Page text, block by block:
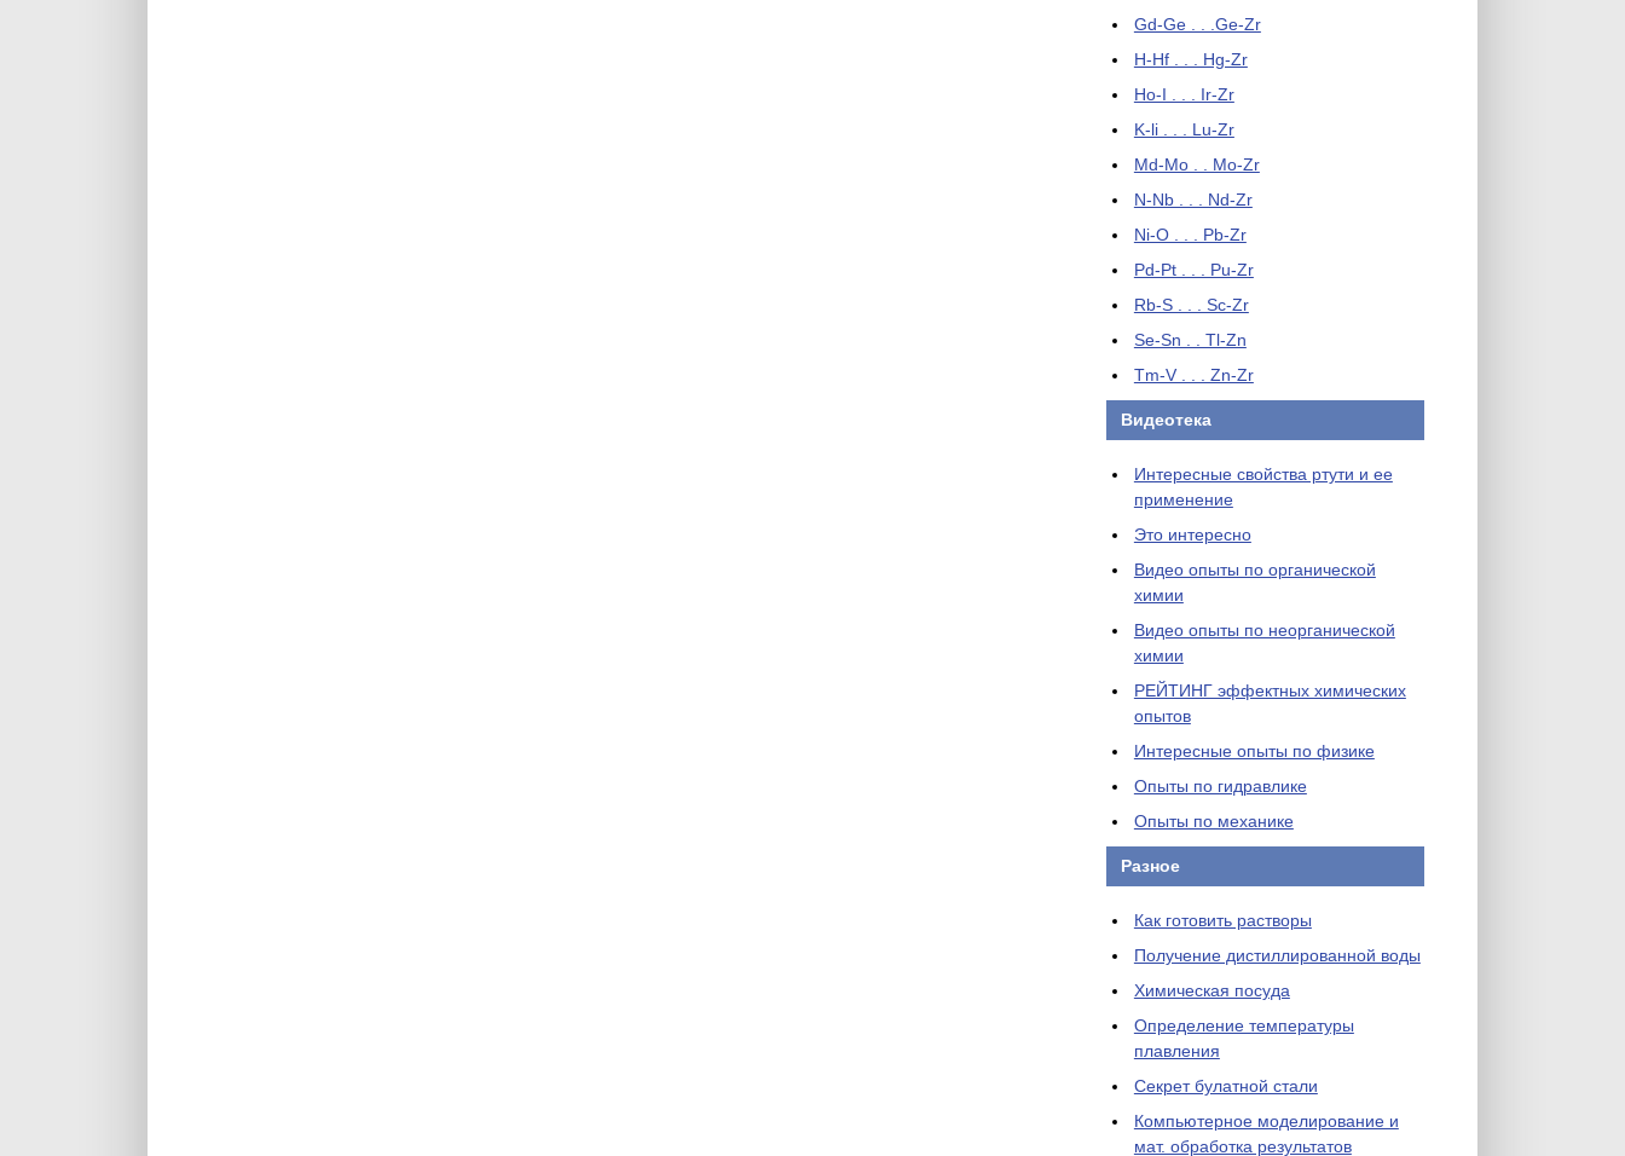
Gd-Ge . . .Ge-Zr
H-Hf . . . Hg-Zr
Ho-I . . . Ir-Zr
K-li . . . Lu-Zr
Md-Mo . . Mo-Zr
N-Nb . . . Nd-Zr
Ni-O . . . Pb-Zr
Pd-Pt . . . Pu-Zr
Rb-S . . . Sc-Zr
Se-Sn . . Tl-Zn
Tm-V . . . Zn-Zr
Видеотека
Интересные свойства ртути и ее
применение
Это интересно
Видео опыты по органической
химии
Видео опыты по неорганической
химии
РЕЙТИНГ эффектных химических
опытов
Интересные опыты по физике
Опыты по гидравлике
Опыты по механике
Разное
Как готовить растворы
Получение дистиллированной воды
Химическая посуда
Определение температуры
плавления
Секрет булатной стали
Компьютерное моделирование и
мат. обработка результатов